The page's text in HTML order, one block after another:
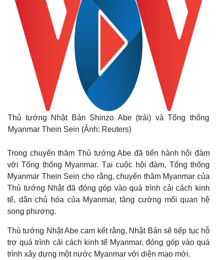
Thủ tướng Nhật Bản Shinzo Abe (trái) và Tổng thống
Myanmar Thein Sein (Ảnh: Reuters)
Trong chuyến thăm Thủ tướng Abe đã tiến hành hội đàm
với Tổng thống Myanmar. Tại cuộc hội đàm, Tổng thống
Myanmar Thein Sein cho rằng, chuyến thăm Myanmar của
Thủ tướng Nhật đã đóng góp vào quá trình cải cách kinh
tế, dân chủ hóa của Myanmar, tăng cường mối quan hệ
song phương.
Thủ tướng Nhật Abe cam kết rằng, Nhật Bản sẽ tiếp tục hỗ
trợ quá trình cải cách kinh tế Myanmar, đóng góp vào quá
trình xây dựng một nước Myanmar với diện mạo mới.